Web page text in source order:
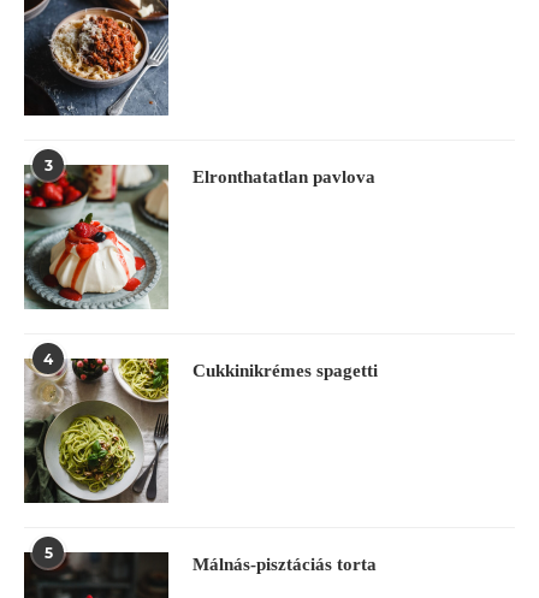
3
Elronthatatlan pavlova
4
Cukkinikrémes spagetti
5
Málnás-pisztáciás torta